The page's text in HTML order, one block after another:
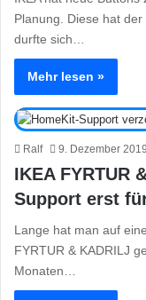
Planung. Diese hat
durfte sich…
Mehr lesen »
Ralf 9. Dezember 2019
IKEA FYRTUR
Support erst
Lange hat man auf
FYRTUR & KADRILJ
Monaten…